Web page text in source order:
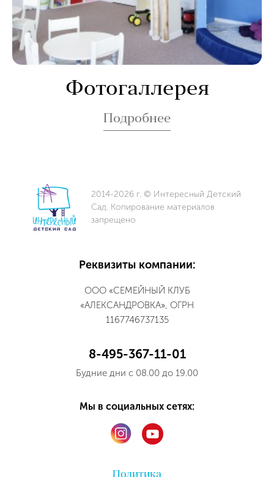
Фотогаллерея
Подробнее
2014-2026 г. © Интересный Детский
Сад. Копирование материалов
запрещено
Реквизиты компании:
ООО «СЕМЕЙНЫЙ КЛУБ
«АЛЕКСАНДРОВКА», ОГРН
1167746737135
8-495-367-11-01
Будние дни с 08.00 до 19.00
Мы в социальных сетях:
Политика